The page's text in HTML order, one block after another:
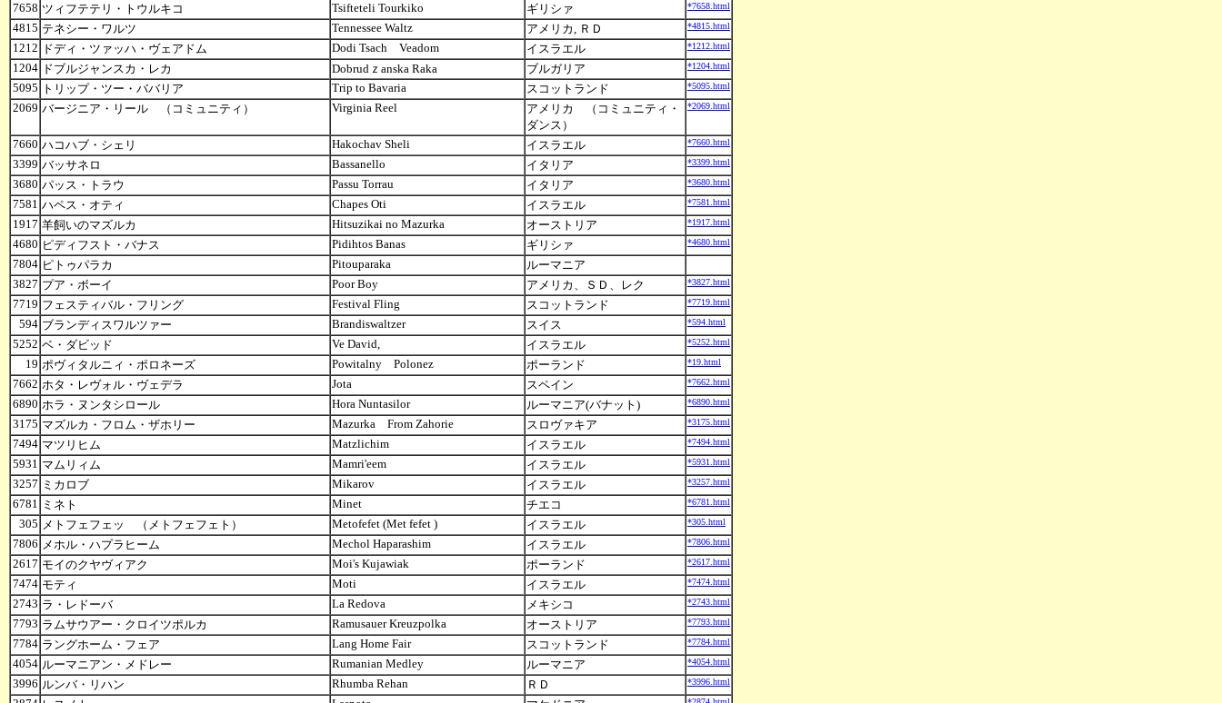
7658 ツィフテテリ・トウルキコ Tsifteteli Tourkiko ギリシァ *7658.html
4815 テネシー・ワルツ Tennessee Waltz アメリカ, ＲＤ *4815.html
1212 ドディ・ツァッハ・ヴェアドム Dodi Tsach Veadom イスラエル *1212.html
1204 ドブルジャンスカ・レカ Dobrudｚanska Raka ブルガリア *1204.html
5095 トリップ・ツー・ババリア Trip to Bavaria スコットランド *5095.html
2069 バージニア・リール （コミュニティ） Virginia Reel
アメリカ （コミュニティ・
ダンス）
*2069.html
7660 ハコハブ・シェリ Hakochav Sheli イスラエル *7660.html
3399 バッサネロ Bassanello イタリア *3399.html
3680 パッス・トラウ Passu Torrau イタリア *3680.html
7581 ハペス・オティ Chapes Oti イスラエル *7581.html
1917 羊飼いのマズルカ Hitsuzikai no Mazurka オーストリア *1917.html
4680 ピディフスト・バナス Pidihtos Banas ギリシァ *4680.html
7804 ピトゥパラカ Pitouparaka
ルーマニア
3827 プア・ボーイ Poor Boy アメリカ、ＳＤ、レク *3827.html
7719 フェスティバル・フリング Festival Fling スコットランド *7719.html
594 ブランディスワルツァー Brandiswaltzer スイス *594.html
5252 ベ・ダビッド Ve David, イスラエル *5252.html
19 ポヴィタルニィ・ポロネーズ Powitalny Polonez ポーランド *19.html
7662 ホタ・レヴォル・ヴェデラ Jota スペイン *7662.html
6890 ホラ・ヌンタシロール Hora Nuntasilor ルーマニア(バナット) *6890.html
3175 マズルカ・フロム・ザホリー Mazurka From Zahorie スロヴァキア *3175.html
7494 マツリヒム Matzlichim イスラエル *7494.html
5931 マムリィム Mamri'eem イスラエル *5931.html
3257 ミカロブ Mikarov イスラエル *3257.html
6781 ミネト Minet チエコ *6781.html
305 メトフェフェッ （メトフェフェト） Metofefet (Met fefet ) イスラエル *305.html
7806 メホル・ハプラヒーム Mechol Haparashim イスラエル *7806.html
2617 モイのクヤヴィアク Moi's Kujawiak ポーランド *2617.html
7474 モティ Moti イスラエル *7474.html
2743 ラ・レドーバ La Redova メキシコ *2743.html
7793 ラムサウアー・クロイツポルカ Ramusauer Kreuzpolka オーストリア *7793.html
7784 ラングホーム・フェア Lang Home Fair スコットランド *7784.html
4054 ルーマニアン・メドレー Rumanian Medley ルーマニア *4054.html
3996 ルンバ・リハン Rhumba Rehan ＲＤ *3996.html